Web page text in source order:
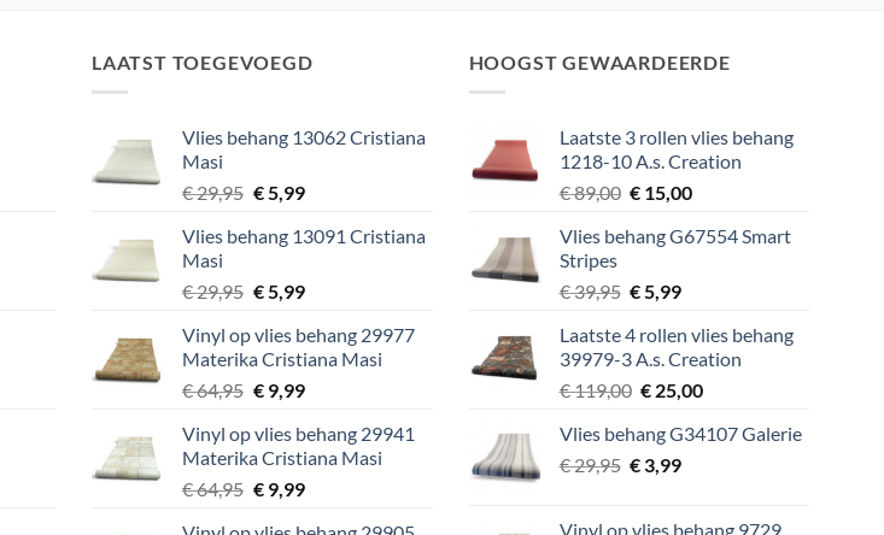
LAATST TOEGEVOEGD
Vlies behang 13062 Cristiana
Masi
€29,95 Oorspronkelijke
was:
€5,99Huidige
is:
Vlies behang 13091 Cristiana
Masi
€29,95 Oorspronkelijke
was:
€ 29,95.
€5,99Huidige
is:
€ 5,99.
Vinyl op vlies behang 29977
Materika Cristiana Masi
€64,95 Oorspronkelijke
was:
€ 64,95.
€9,99Huidige
is:
€ 9,99.
Vinyl op vlies behang 29941
Materika Cristiana Masi
€64,95 Oorspronkelijke
€9,99Huidige
HOOGST GEWAARDEERDE
Laatste 3 rollen vlies behang
1218-10 A.s. Creation
€89,00 Oorspronkelijke
was:
€ 15,00Huidige
is:
Vlies behang G67554 Smart
Stripes
€39,95 Oorspronkelijke
was:
€ 39,95.
€5,99Huidige
is:
€ 5,99.
Laatste 4 rollen vlies behang
39979-3 A.s. Creation
€119,00 Oorspronkelijke
was:
€ 119,00.
€ 25,00Huidige
is:
Vlies behang G34107 Galerie
€29,95 Oorspronkelijke
€ 3,99Huidige
Vinyl op vlies behang 9729